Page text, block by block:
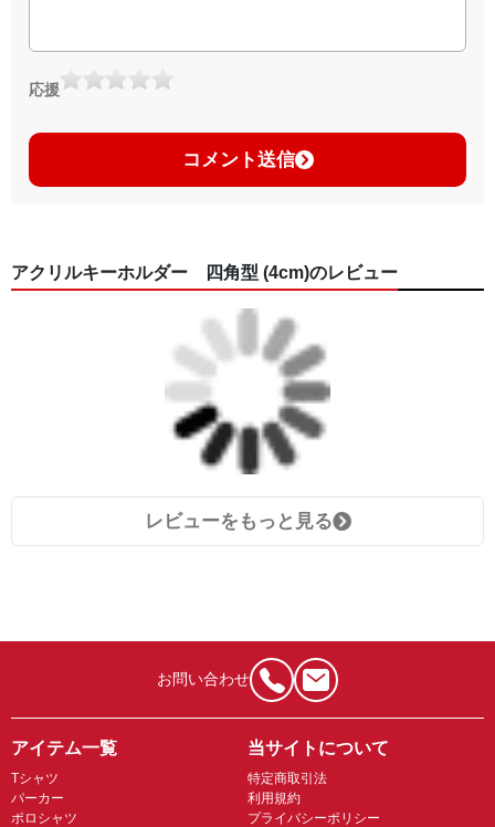
応援
コメント送信
アクリルキーホルダー 四角型 (4cm)のレビュー
レビューをもっと見る
お問い合わせ
アイテム一覧
Tシャツ
パーカー
ポロシャツ
当サイトについて
特定商取引法
利用規約
プライバシーポリシー